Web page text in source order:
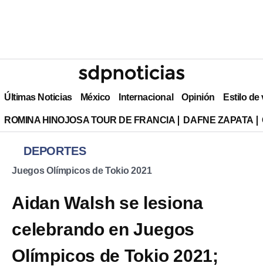
Últimas Noticias México Internacional Opinión Estilo de
ROMINA HINOJOSA TOUR DE FRANCIA DAFNE ZAPATA
DEPORTES
Juegos Olímpicos de Tokio 2021
Aidan Walsh se lesiona
celebrando en Juegos
Olímpicos de Tokio 2021;